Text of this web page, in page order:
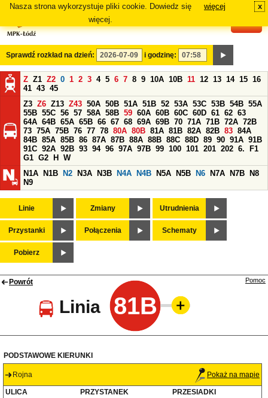
Nasza strona wykorzystuje pliki cookie. Dowiedz się
więcej.
więcej x
Sprawdź rozkład na dzień: i godzinę:
Z Z1 Z2 0 1 2 3 4 5 6 7 8 9 10A 10B 11 12 13 14 15 16
41 43 45
Z3 Z6 Z13 Z43 50A 50B 51A 51B 52 53A 53C 53B 54B 55A
55B 55C 56 57 58A 58B 59 60A 60B 60C 60D 61 62 63
64A 64B 65A 65B 66 67 68 69A 69B 70 71A 71B 72A 72B
73 75A 75B 76 77 78 80A 80B 81A 81B 82A 82B 83 84A
84B 85A 85B 86 87A 87B 88A 88B 88C 88D 89 90 91A 91B
91C 92A 92B 93 94 96 97A 97B 99 100 101 201 202 6.
F1
G1 G2 H
W
N1A
N1B N2 N3A N3B N4A N4B N5A N5B N6 N7A N7B
N8
N9
Linie Zmiany Utrudnienia
Przystanki Połączenia Schematy
Pobierz
Powrót
Linia 81B
Pomoc
PODSTAWOWE KIERUNKI
Rojna Pokaż na mapie
ULICA PRZYSTANEK
PRZESIADKI